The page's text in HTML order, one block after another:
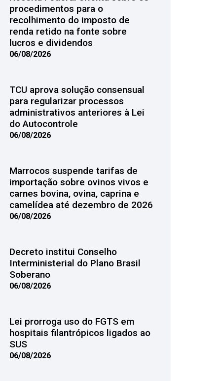
procedimentos para o
recolhimento do imposto de
renda retido na fonte sobre
lucros e dividendos
06/08/2026
TCU aprova solução consensual
para regularizar processos
administrativos anteriores à Lei
do Autocontrole
06/08/2026
Marrocos suspende tarifas de
importação sobre ovinos vivos e
carnes bovina, ovina, caprina e
camelídea até dezembro de 2026
06/08/2026
Decreto institui Conselho
Interministerial do Plano Brasil
Soberano
06/08/2026
Lei prorroga uso do FGTS em
hospitais filantrópicos ligados ao
SUS
06/08/2026